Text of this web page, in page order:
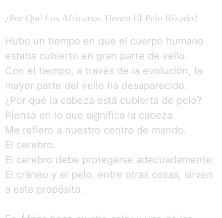
¿Por Qué Los Africanos Tienen El Pelo Rizado?
Hubo un tiempo en que el cuerpo humano
estaba cubierto en gran parte de vello.
Con el tiempo, a través de la evolución, la
mayor parte del vello ha desaparecido.
¿Por qué la cabeza está cubierta de pelo?
Piensa en lo que significa la cabeza.
Me refiero a nuestro centro de mando.
El cerebro.
El cerebro debe protegerse adecuadamente.
El cráneo y el pelo, entre otras cosas, sirven
a este propósito.